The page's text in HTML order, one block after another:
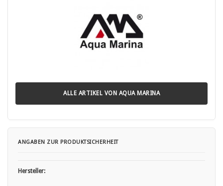
ALLE ARTIKEL VON AQUA MARINA
ANGABEN ZUR PRODUKTSICHERHEIT
Hersteller: